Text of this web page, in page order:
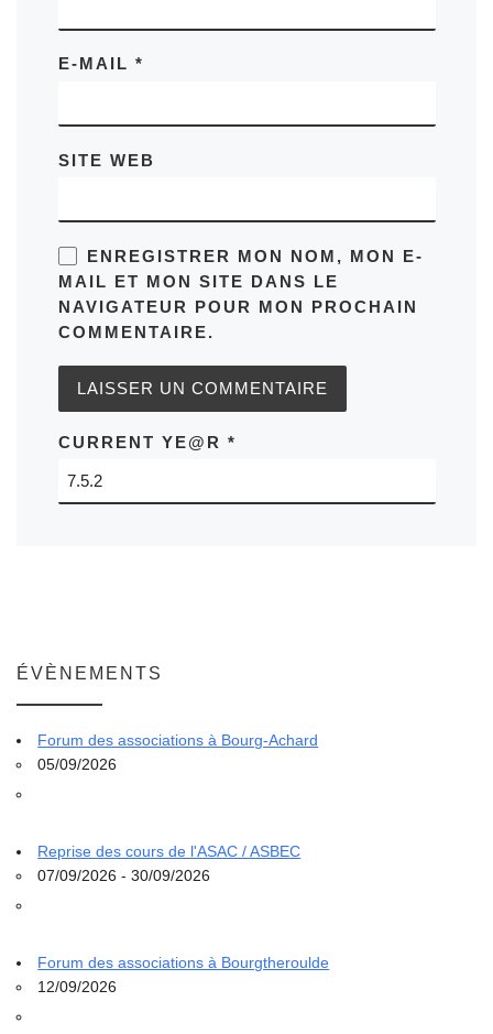
E-MAIL *
SITE WEB
ENREGISTRER MON NOM, MON E-
MAIL ET MON SITE DANS LE
NAVIGATEUR POUR MON PROCHAIN
COMMENTAIRE.
CURRENT YE@R *
ÉVÈNEMENTS
Forum des associations à Bourg-Achard
05/09/2026
Reprise des cours de l'ASAC / ASBEC
07/09/2026 - 30/09/2026
Forum des associations à Bourgtheroulde
12/09/2026